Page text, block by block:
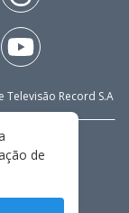
Televisão Record S.A
de